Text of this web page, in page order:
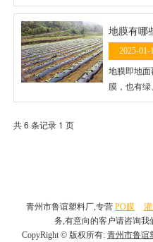
种植大棚
除草剂的使
作物的健康
地膜有哪
2025-01-
地膜即地面
膜，也有
土壤温度
共 6 条记录 1 页
青州市鲁谊塑料厂,专营 PO膜
务,有意向的客户请咨询我
CopyRight © 版权所有: 青州市鲁谊